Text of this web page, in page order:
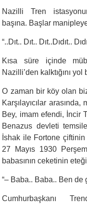
Nazilli Tren
başına. Başlar
“..Dıt.. Dıt.. Dıt..Dıdıt..
Kısa süre içinde
Nazilli’den kalktığını
O zaman bir köy olan
Karşılayıcılar
Bey, imam efendi, İncir
Benazus devleti
İshak ile Fortone
27 Mayıs 1930
babasının ceketinin
“– Baba.. Baba.. Ben de
Cumhurbaşkanı